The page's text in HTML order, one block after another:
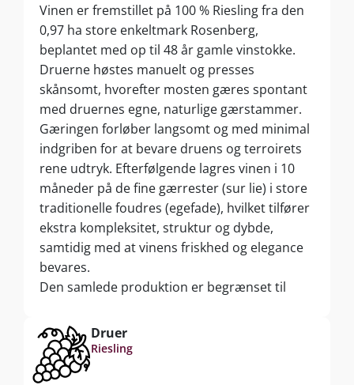
Vinen er fremstillet på 100 % Riesling fra den
0,97 ha store enkeltmark Rosenberg,
beplantet med op til 48 år gamle vinstokke.
Druerne høstes manuelt og presses
skånsomt, hvorefter mosten gæres spontant
med druernes egne, naturlige gærstammer.
Gæringen forløber langsomt og med minimal
indgriben for at bevare druens og terroirets
rene udtryk. Efterfølgende lagres vinen i 10
måneder på de fine gærrester (sur lie) i store
traditionelle foudres (egefade), hvilket tilfører
ekstra kompleksitet, struktur og dybde,
samtidig med at vinens friskhed og elegance
bevares.
Den samlede produktion er begrænset til
understreger vinens eksklusive karakter.
Druer
Riesling